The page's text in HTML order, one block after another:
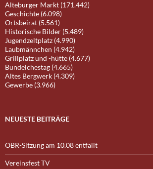
Alteburger Markt (171.442)
Geschichte (6.098)
Ortsbeirat (5.561)
Historische Bilder (5.489)
Jugendzeltplatz (4.990)
Laubmännchen (4.942)
Grillplatz und -hütte (4.677)
Bündelchestag (4.665)
Altes Bergwerk (4.309)
Gewerbe (3.966)
NEUESTE BEITRÄGE
OBR-Sitzung am 10.08 entfällt
Vereinsfest TV